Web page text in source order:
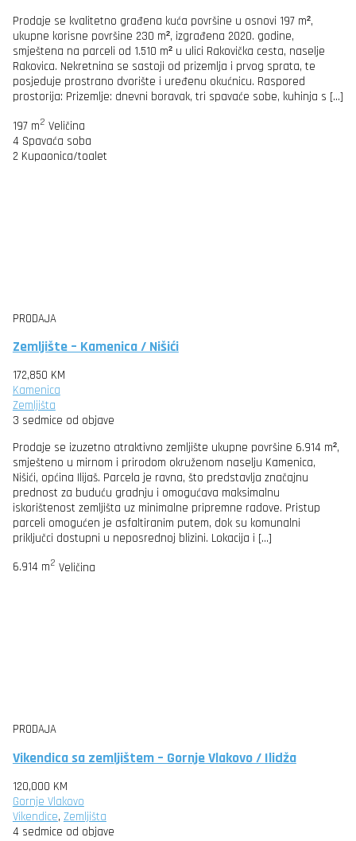
Prodaje se kvalitetno građena kuća površine u osnovi 197 m²,
ukupne korisne površine 230 m², izgrađena 2020. godine,
smještena na parceli od 1.510 m² u ulici Rakovička cesta, naselje
Rakovica. Nekretnina se sastoji od prizemlja i prvog sprata, te
posjeduje prostrano dvorište i uređenu okućnicu. Raspored
prostorija: Prizemlje: dnevni boravak, tri spavaće sobe, kuhinja s […]
197 m2 Veličina
4 Spavaća soba
2 Kupaonica/toalet
PRODAJA
Zemljište – Kamenica / Nišići
172,850 KM
Kamenica
Zemljišta
3 sedmice od objave
Prodaje se izuzetno atraktivno zemljište ukupne površine 6.914 m²,
smješteno u mirnom i prirodom okruženom naselju Kamenica,
Nišići, općina Ilijaš. Parcela je ravna, što predstavlja značajnu
prednost za buduću gradnju i omogućava maksimalnu
iskorištenost zemljišta uz minimalne pripremne radove. Pristup
parceli omogućen je asfaltiranim putem, dok su komunalni
priključci dostupni u neposrednoj blizini. Lokacija i […]
6.914 m2 Veličina
PRODAJA
Vikendica sa zemljištem – Gornje Vlakovo / Ilidža
120,000 KM
Gornje Vlakovo
Vikendice, Zemljišta
4 sedmice od objave